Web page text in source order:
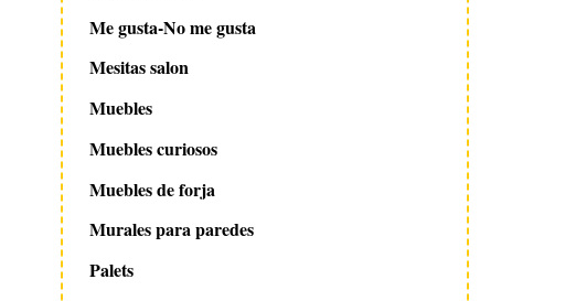
Me gusta-No me gusta
Mesitas salon
Muebles
Muebles curiosos
Muebles de forja
Murales para paredes
Palets